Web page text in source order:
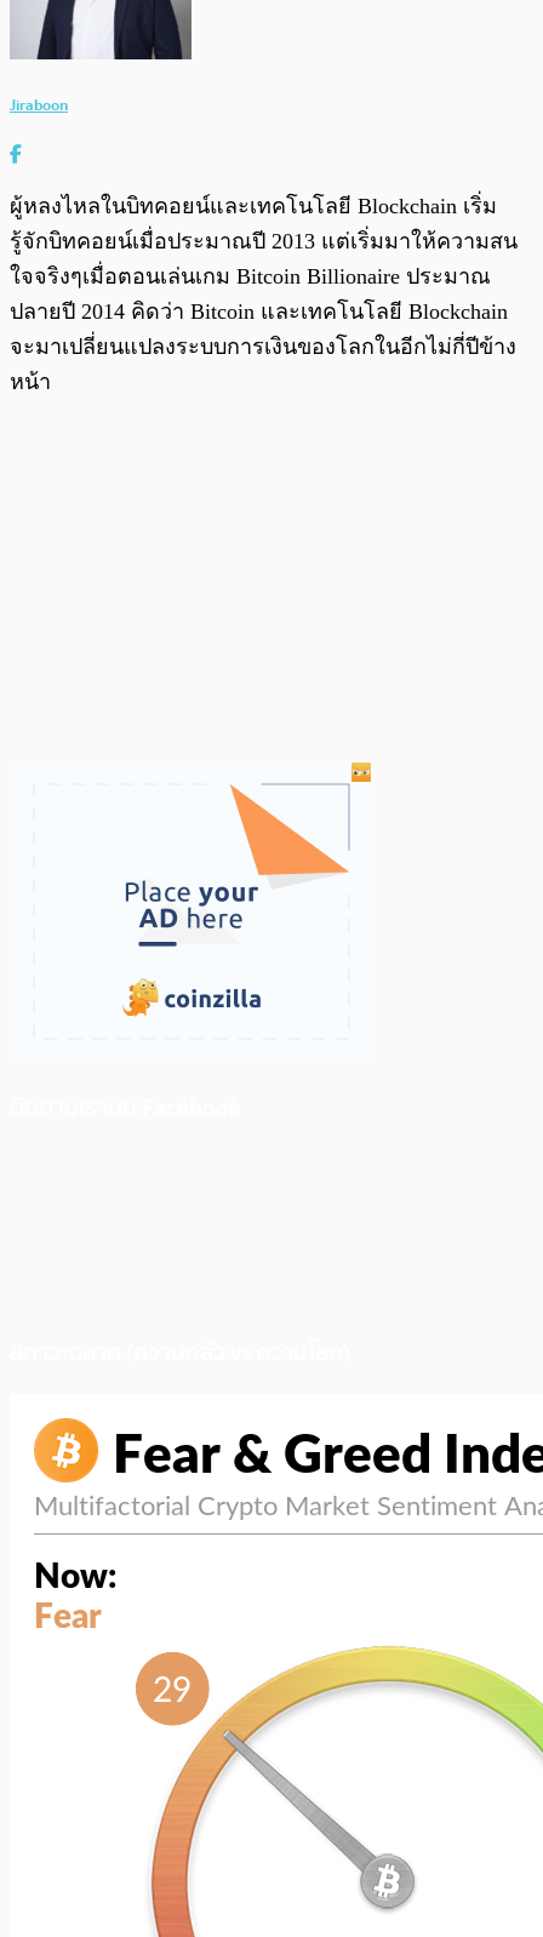
Jiraboon
ผู้หลงไหลในบิทคอยน์และเทคโนโลยี Blockchain เริ่ม
รู้จักบิทคอยน์เมื่อประมาณปี 2013 แต่เริ่มมาให้ความสน
ใจจริงๆเมื่อตอนเล่นเกม Bitcoin Billionaire ประมาณ
ปลายปี 2014 คิดว่า Bitcoin และเทคโนโลยี Blockchain
จะมาเปลี่ยนแปลงระบบการเงินของโลกในอีกไม่กี่ปีข้าง
หน้า